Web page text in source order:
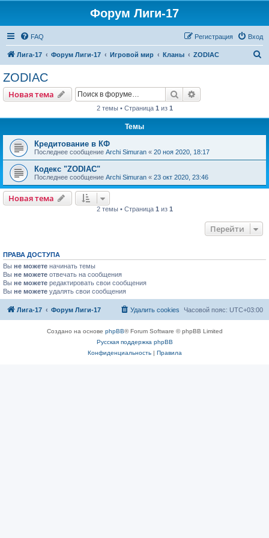
Форум Лиги-17
FAQ Вход
Регистрация
Лига-17 Форум Лиги-17 Игровой мир Кланы ZODIAC
ZODIAC
Новая тема Поиск
2 темы • Страница 1 из 1
Темы
Кредитование в КФ
Последнее сообщение Archi Simuran « 20 ноя 2020, 18:17
Кодекс "ZODIAC"
Последнее сообщение Archi Simuran « 23 окт 2020, 23:46
Новая тема
2 темы • Страница 1 из 1
Перейти
ПРАВА ДОСТУПА
Вы не можете начинать темы
Вы не можете отвечать на сообщения
Вы не можете редактировать свои сообщения
Вы не можете удалять свои сообщения
Лига-17 Форум Лиги-17 Часовой пояс: UTC+03:00
Удалить cookies
Создано на основе phpBB® Forum Software © phpBB Limited
Русская поддержка phpBB
Конфиденциальность| Правила